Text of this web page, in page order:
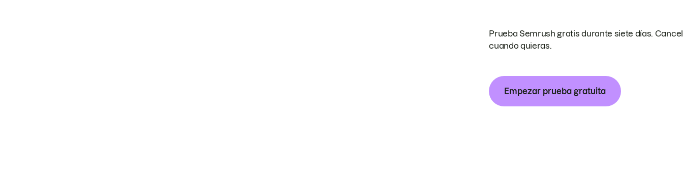
Prueba Semrush gratis durante siete días.
cuando quieras.
Empezar prueba gratuita